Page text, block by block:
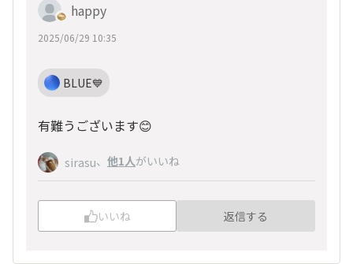
happy
2025/06/29 10:35
BLUE💙
有難うございます😊
sirasu、 他1人がいいね
いいね 返信する